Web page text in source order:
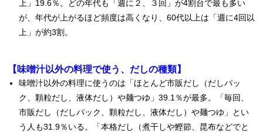
上」19.6％。どの年代も「週に２、３回」が4割台で最も多い
が、年代が上がるほど頻度は高くなり、60代以上は「週に4回以
上」が約3割。
【味噌汁以外の料理で使う、だしの種類】
味噌汁以外の料理に使うのは「ほとんど市販だし（だしパッ
ク、顆粒だし、液体だし）や麺つゆ」39.1％が最多。「毎回、
市販だし（だしパック、顆粒だし、液体だし）や麺つゆ」とい
う人も31.9％いる。「本格だし（煮干しや鰹節、昆布などでと